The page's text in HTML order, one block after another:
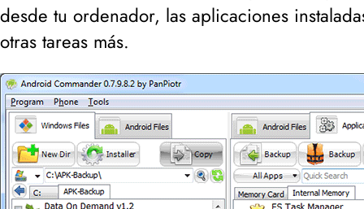
desde tu ordenador, las aplicaciones
otras tareas más.